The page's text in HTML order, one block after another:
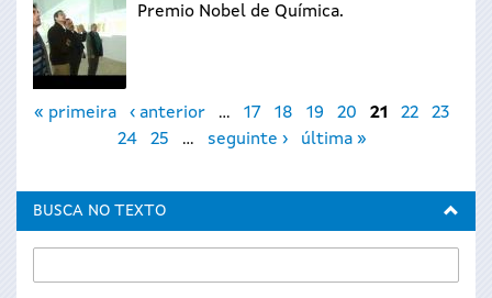
Premio Nobel de Química.
Páxinas
« primeira ‹ anterior … 17 18 19 20 21 22
23
24
25 … seguinte › última »
BUSCA NO TEXTO